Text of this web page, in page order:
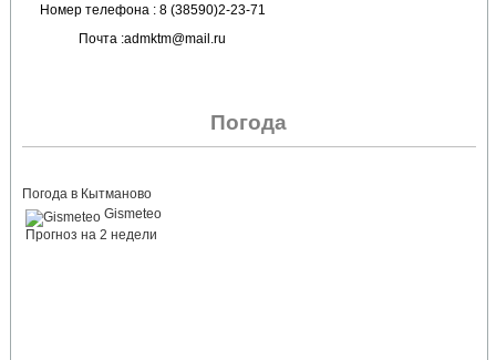
Номер телефона : 8 (38590)2-23-71
Почта :admktm@mail.ru
Погода
Погода в Кытманово
Gismeteo
Прогноз на 2 недели